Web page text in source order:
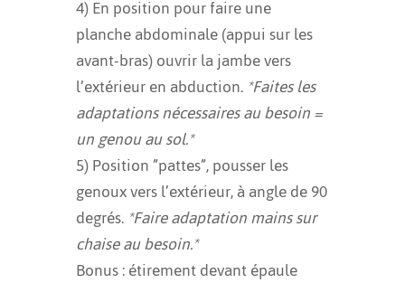
4) En position pour faire une
planche abdominale (appui sur les
avant-bras) ouvrir la jambe vers
l’extérieur en abduction. *Faites les
adaptations nécessaires au besoin =
un genou au sol.*
5) Position ”pattes”, pousser les
genoux vers l’extérieur, à angle de 90
degrés. *Faire adaptation mains sur
chaise au besoin.*
Bonus : étirement devant épaule